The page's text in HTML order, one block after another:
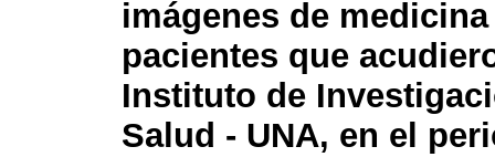
imágenes de
pacientes que
Instituto de
Salud - UNA, en el